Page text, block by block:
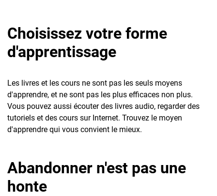
Choisissez votre forme
d'apprentissage
Les livres et les cours ne sont pas les seuls moyens
d'apprendre, et ne sont pas les plus efficaces non plus.
Vous pouvez aussi écouter des livres audio, regarder des
tutoriels et des cours sur Internet. Trouvez le moyen
d'apprendre qui vous convient le mieux.
Abandonner n'est pas une
honte